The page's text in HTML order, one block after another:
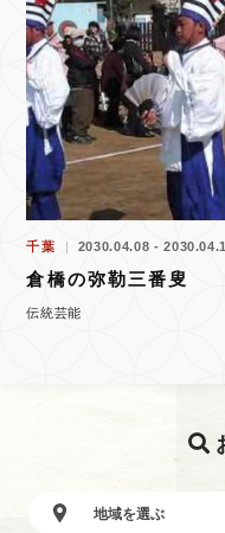
千葉 2030.04.08 -
倉橋の弥勒三番叟
伝統芸能